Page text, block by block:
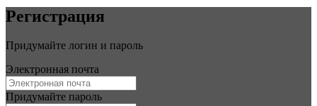
Регистрация
Придумайте логин и пароль
Электронная почта
Придумайте пароль